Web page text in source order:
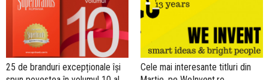
25 de branduri excepționale își
Cele mai interesante titluri din